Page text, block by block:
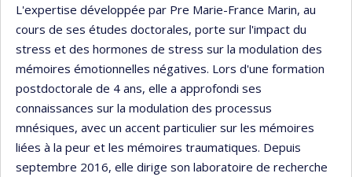
L'expertise développée par Pre Marie-France Marin, au
cours de ses études doctorales, porte sur l'impact du
stress et des hormones de stress sur la modulation des
mémoires émotionnelles négatives. Lors d'une formation
postdoctorale de 4 ans, elle a approfondi ses
connaissances sur la modulation des processus
mnésiques, avec un accent particulier sur les mémoires
liées à la peur et les mémoires traumatiques. Depuis
septembre 2016, elle dirige son laboratoire de recherche